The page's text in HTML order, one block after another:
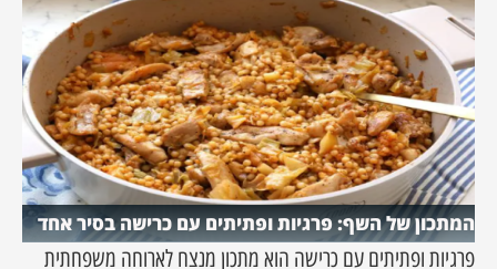
המתכון של השף: פרגיות ופתיתים עם כרישה בסיר אחד
פרגיות ופתיתים עם כרישה הוא מתכון מנצח לארוחה משפחתית